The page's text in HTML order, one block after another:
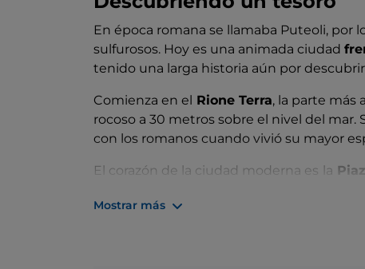
En época romana se llamaba Puteoli, por
sulfurosos. Hoy es una animada ciudad
tenido una larga historia aún por
Comienza en el Rione Terra, la parte más
rocoso a 30 metros sobre el nivel del
con los romanos cuando vivió su mayor
El corazón de la ciudad moderna es la
Templo de Augusto. Ve al
Mostrar más